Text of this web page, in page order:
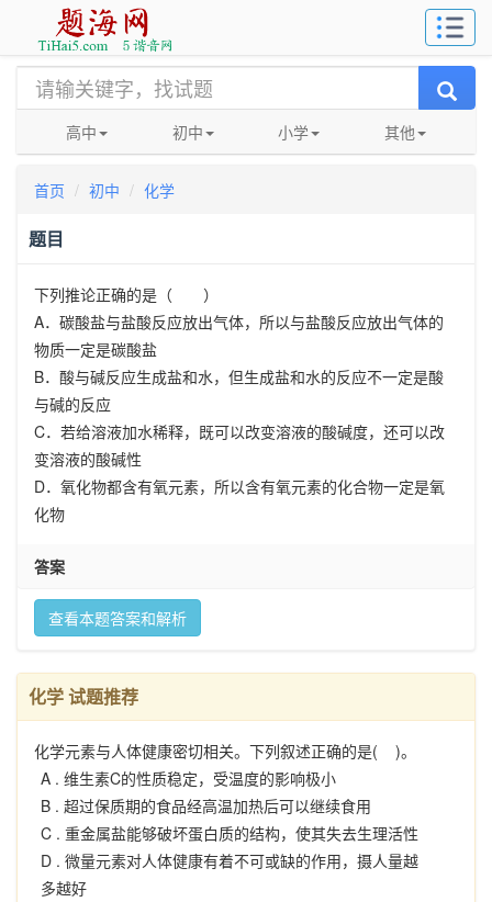
高中 初中 小学 其他
首页 初中 化学
题目
下列推论正确的是（ ）
A．碳酸盐与盐酸反应放出气体，所以与盐酸反应放出气体的
物质一定是碳酸盐
B．酸与碱反应生成盐和水，但生成盐和水的反应不一定是酸
与碱的反应
C．若给溶液加水稀释，既可以改变溶液的酸碱度，还可以改
变溶液的酸碱性
D．氧化物都含有氧元素，所以含有氧元素的化合物一定是氧
化物
答案
查看本题答案和解析
化学 试题推荐
化学元素与人体健康密切相关。下列叙述正确的是( )。
A . 维生素C的性质稳定，受温度的影响极小
B . 超过保质期的食品经高温加热后可以继续食用
C . 重金属盐能够破坏蛋白质的结构，使其失去生理活性
D . 微量元素对人体健康有着不可或缺的作用，摄人量越
多越好